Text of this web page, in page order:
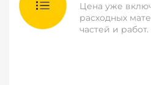
Цена уже
расходных
частей и работ.